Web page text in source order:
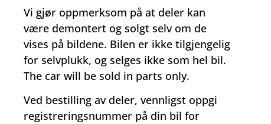
Vi gjør oppmerksom på at deler kan
være demontert og solgt selv om de
vises på bildene. Bilen er ikke tilgjengelig
for selvplukk, og selges ikke som hel bil.
The car will be sold in parts only.
Ved bestilling av deler, vennligst oppgi
registreringsnummer på din bil for